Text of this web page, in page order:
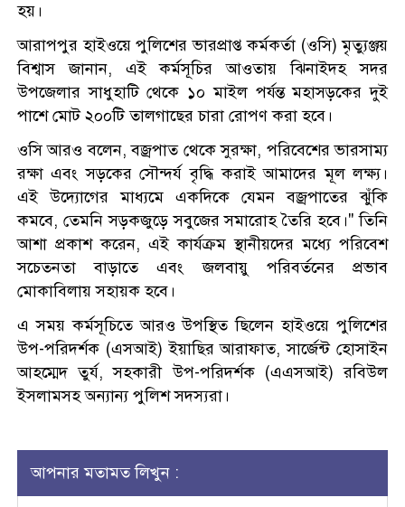
হয়।
আরাপপুর হাইওয়ে পুলিশের ভারপ্রাপ্ত কর্মকর্তা (ওসি) মৃত্যুঞ্জয়
বিশ্বাস জানান, এই কর্মসূচির আওতায় ঝিনাইদহ সদর
উপজেলার সাধুহাটি থেকে ১০ মাইল পর্যন্ত মহাসড়কের দুই
পাশে মোট ২০০টি তালগাছের চারা রোপণ করা হবে।
ওসি আরও বলেন, বজ্রপাত থেকে সুরক্ষা, পরিবেশের ভারসাম্য
রক্ষা এবং সড়কের সৌন্দর্য বৃদ্ধি করাই আমাদের মূল লক্ষ্য।
এই উদ্যোগের মাধ্যমে একদিকে যেমন বজ্রপাতের ঝুঁকি
কমবে, তেমনি সড়কজুড়ে সবুজের সমারোহ তৈরি হবে।" তিনি
আশা প্রকাশ করেন, এই কার্যক্রম স্থানীয়দের মধ্যে পরিবেশ
সচেতনতা বাড়াতে এবং জলবায়ু পরিবর্তনের প্রভাব
মোকাবিলায় সহায়ক হবে।
এ সময় কর্মসূচিতে আরও উপস্থিত ছিলেন হাইওয়ে পুলিশের
উপ-পরিদর্শক (এসআই) ইয়াছির আরাফাত, সার্জেন্ট হোসাইন
আহম্মেদ তুর্য, সহকারী উপ-পরিদর্শক (এএসআই) রবিউল
ইসলামসহ অন্যান্য পুলিশ সদস্যরা।
আপনার মতামত লিখুন :